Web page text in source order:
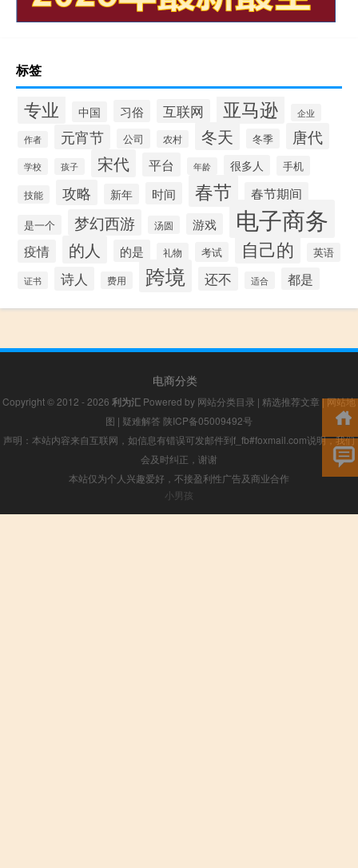
标签
专业 中国 习俗 互联网 亚马逊 企业
作者 元宵节 公司 农村 冬天 冬季 唐代
学校 孩子 宋代 平台 年龄 很多人 手机
技能 攻略 新年 时间 春节 春节期间
是一个 梦幻西游 汤圆 游戏 电子商务
疫情 的人 的是 礼物 考试 自己的 英语
证书 诗人 费用 跨境 还不 适合 都是
电商分类
Copyright © 2012 - 2026 利为汇 Powered by 网站分类目录 | 精选推荐文章 |网站地
图 | 疑难解答 陕ICP备05009492号
声明：本站内容来自互联网，如信息有错误可发邮件到f_fb#foxmail.com说明，我们
会及时纠正，谢谢
本站仅为个人兴趣爱好，不接盈利性广告及商业合作
小男孩